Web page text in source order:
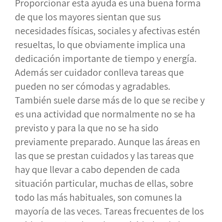
Proporcionar esta ayuda es una buena forma
de que los mayores sientan que sus
necesidades físicas, sociales y afectivas estén
resueltas, lo que obviamente implica una
dedicación importante de tiempo y energía.
Además ser cuidador conlleva tareas que
pueden no ser cómodas y agradables.
También suele darse más de lo que se recibe y
es una actividad que normalmente no se ha
previsto y para la que no se ha sido
previamente preparado. Aunque las áreas en
las que se prestan cuidados y las tareas que
hay que llevar a cabo dependen de cada
situación particular, muchas de ellas, sobre
todo las más habituales, son comunes la
mayoría de las veces. Tareas frecuentes de los